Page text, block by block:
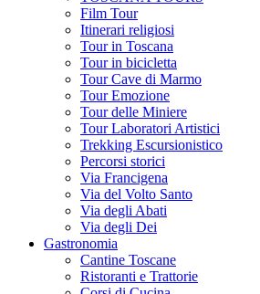
Film Tour
Itinerari religiosi
Tour in Toscana
Tour in bicicletta
Tour Cave di Marmo
Tour Emozione
Tour delle Miniere
Tour Laboratori Artistici
Trekking Escursionistico
Percorsi storici
Via Francigena
Via del Volto Santo
Via degli Abati
Via degli Dei
Gastronomia
Cantine Toscane
Ristoranti e Trattorie